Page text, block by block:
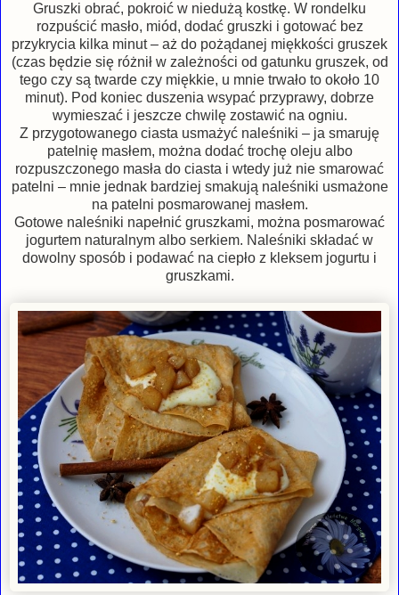
Gruszki obrać, pokroić w niedużą kostkę. W rondelku
rozpuścić masło, miód, dodać gruszki i gotować bez
przykrycia kilka minut – aż do pożądanej miękkości gruszek
(czas będzie się różnił w zależności od gatunku gruszek, od
tego czy są twarde czy miękkie, u mnie trwało to około 10
minut). Pod koniec duszenia wsypać przyprawy, dobrze
wymieszać i jeszcze chwilę zostawić na ogniu.
Z przygotowanego ciasta usmażyć naleśniki – ja smaruję
patelnię masłem, można dodać trochę oleju albo
rozpuszczonego masła do ciasta i wtedy już nie smarować
patelni – mnie jednak bardziej smakują naleśniki usmażone
na patelni posmarowanej masłem.
Gotowe naleśniki napełnić gruszkami, można posmarować
jogurtem naturalnym albo serkiem. Naleśniki składać w
dowolny sposób i podawać na ciepło z kleksem jogurtu i
gruszkami.